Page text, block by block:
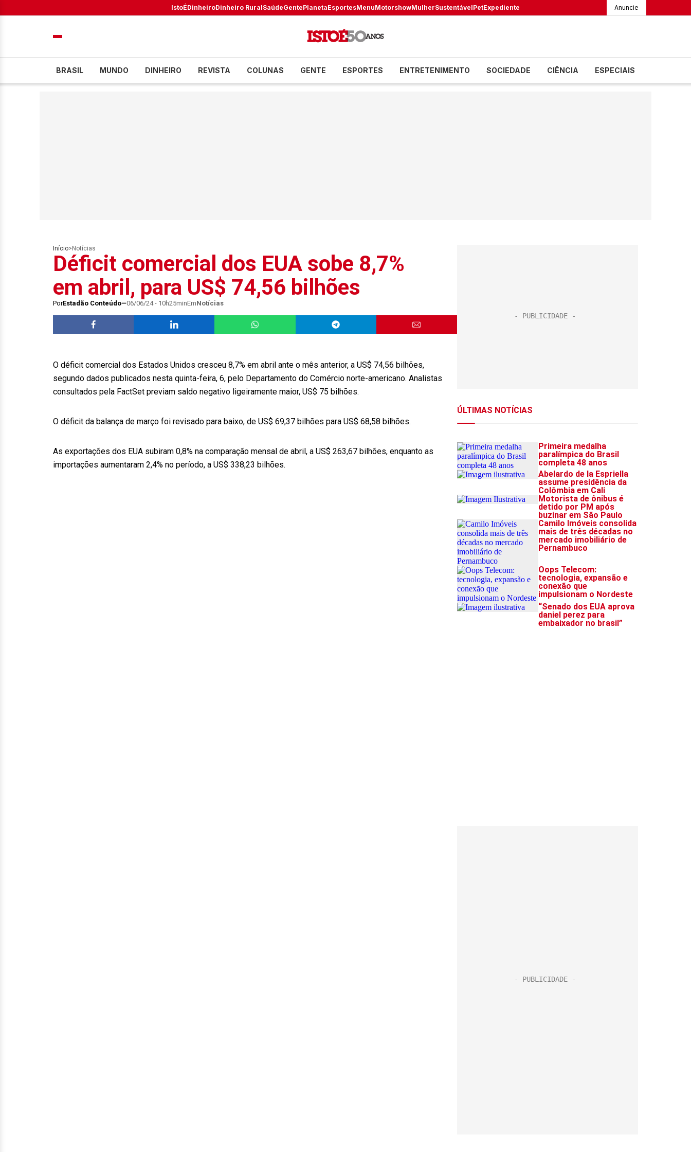
IstoÉDinheiroDinheiro RuralSaúdeGentePlanetaEsportesMenuMotorshowMulherSustentávelPetExpediente Anuncie
BRASIL MUNDO DINHEIRO REVISTA COLUNAS GENTE ESPORTES ENTRETENIMENTO SOCIEDADE CIÊNCIA ESPECIAIS
Início> Notícias
Déficit comercial dos EUA sobe 8,7%
em abril, para US$ 74,56 bilhões
PorEstadão Conteúdo 06/06/24 - 10h25minEmNotícias
O déficit comercial dos Estados Unidos cresceu 8,7% em abril ante o mês anterior, a US$ 74,56 bilhões,
segundo dados publicados nesta quinta-feira, 6, pelo Departamento do Comércio norte-americano. Analistas
consultados pela FactSet previam saldo negativo ligeiramente maior, US$ 75 bilhões.
O déficit da balança de março foi revisado para baixo, de US$ 69,37 bilhões para US$ 68,58 bilhões.
As exportações dos EUA subiram 0,8% na comparação mensal de abril, a US$ 263,67 bilhões, enquanto as
importações aumentaram 2,4% no período, a US$ 338,23 bilhões.